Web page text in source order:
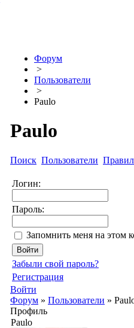
Форум
>
Пользователи
>
Paulo
Paulo
Поиск Пользователи
Логин:
Пароль:
Запомнить меня на этом
Забыли свой пароль?
Регистрация
Войти
Форум » Пользователи »
Профиль
Paulo